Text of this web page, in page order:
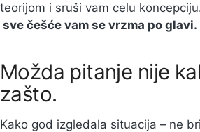
teorijom i sruši vam celu
sve češće vam se vrzma po glavi.
Možda pitanje nije
zašto.
Kako god izgledala situacija – ne